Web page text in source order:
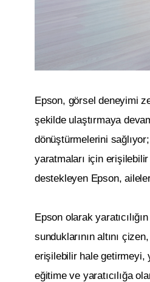
Epson, görsel deneyimi
şekilde ulaştırmaya
dönüştürmelerini
yaratmaları için
destekleyen Epson,
Epson olarak
sunduklarının altını
erişilebilir hale getirmeyi,
eğitime ve yaratıcılığa